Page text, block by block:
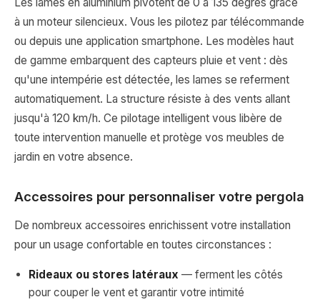
à un moteur silencieux. Vous les pilotez par télécommande
ou depuis une application smartphone. Les modèles haut
de gamme embarquent des capteurs pluie et vent : dès
qu'une intempérie est détectée, les lames se referment
automatiquement. La structure résiste à des vents allant
jusqu'à 120 km/h. Ce pilotage intelligent vous libère de
toute intervention manuelle et protège vos meubles de
jardin en votre absence.
Accessoires pour personnaliser votre pergola
De nombreux accessoires enrichissent votre installation
pour un usage confortable en toutes circonstances :
Rideaux ou stores latéraux — ferment les côtés
pour couper le vent et garantir votre intimité